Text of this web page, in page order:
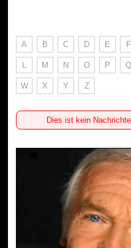
A B C D E F
L M N O P Q
W X Y Z
Dies ist kein